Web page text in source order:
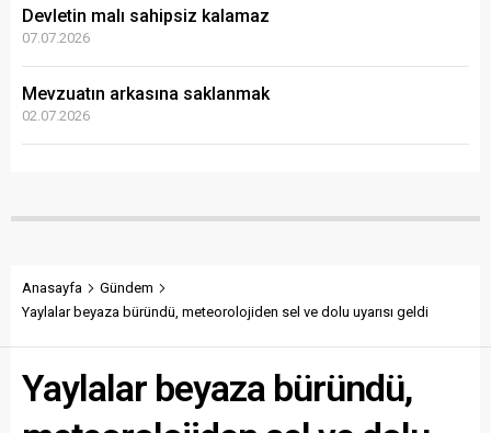
Devletin malı sahipsiz kalamaz
07.07.2026
Mevzuatın arkasına saklanmak
02.07.2026
Anasayfa
Gündem
Yaylalar beyaza büründü, meteorolojiden sel ve dolu uyarısı geldi
Yaylalar beyaza büründü,